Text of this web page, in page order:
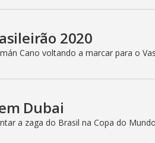
2020
Cano voltando a marcar para o
Dubai
a zaga do Brasil na Copa do